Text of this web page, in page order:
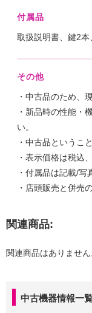
中古機器情報一
付属品
取扱説明書、鍵2本
その他
・中古品のため、
・新品時の性能・
い。
・中古品というこ
・表示価格は税込
・付属品は記載/写
・店頭販売と併売
関連商品:
関連商品はありません